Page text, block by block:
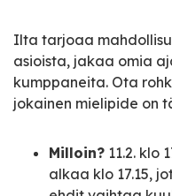
Ilta tarjoaa
asioista, jakaa omia
kumppaneita. Ota
jokainen mielipide on
Milloin? 11.2. klo
alkaa klo 17.15,